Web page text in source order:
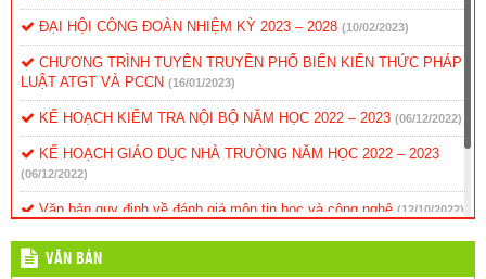
ĐẠI HỘI CÔNG ĐOÀN NHIỆM KỲ 2023 – 2028 (10/02/2023)
CHƯƠNG TRÌNH TUYÊN TRUYỀN PHỔ BIẾN KIẾN THỨC PHÁP
LUẬT ATGT VÀ PCCN (16/01/2023)
KẾ HOẠCH KIỂM TRA NỘI BỘ NĂM HỌC 2022 – 2023 (06/12/2022)
KẾ HOẠCH GIÁO DỤC NHÀ TRƯỜNG NĂM HỌC 2022 – 2023
(06/12/2022)
Văn bản quy định về đánh giá môn tin học và công nghệ (12/10/2022)
Kế hoạch hoạt động dạy và học năm 2017 (24/03/2017)
VĂN BẢN